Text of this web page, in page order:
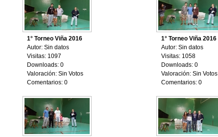
1° Torneo Viña 2016
Autor: Sin datos
Visitas: 1097
Downloads: 0
Valoración: Sin Votos
Comentarios: 0
1° Torneo Viña 2016
Autor: Sin datos
Visitas: 1058
Downloads: 0
Valoración: Sin Votos
Comentarios: 0